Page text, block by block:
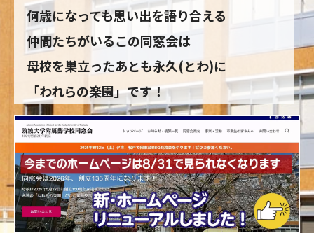
何歳になっても思い出を語り合える
仲間たちがいるこの同窓会は
母校を巣立ったあとも永久(とわ)に
「われらの楽園」です！